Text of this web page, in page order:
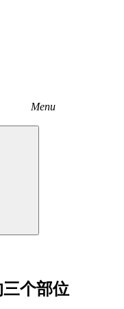
Menu
个部位